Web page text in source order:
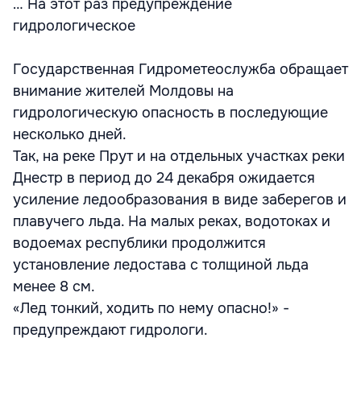
… На этот раз предупреждение
гидрологическое
Государственная Гидрометеослужба обращает
внимание жителей Молдовы на
гидрологическую опасность в последующие
несколько дней.
Так, на реке Прут и на отдельных участках реки
Днестр в период до 24 декабря ожидается
усиление ледообразования в виде заберегов и
плавучего льда. На малых реках, водотоках и
водоемах республики продолжится
установление ледостава с толщиной льда
менее 8 см.
«Лед тонкий, ходить по нему опасно!» -
предупреждают гидрологи.